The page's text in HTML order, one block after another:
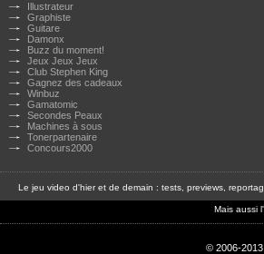
Illustrateur
Graphiste
Guitare
Damonx
Buzz du moment!
Jeux Jeux Jeux
Club Stephen King
Gagnez des cadeaux
Winbuz
Gamatomic
Secondes Peaux
Machines à sous
Tonerpartenaire
Concours2000
Le jeu video d'hier et de demain : tests, previews,
Mais aussi
© 2006-